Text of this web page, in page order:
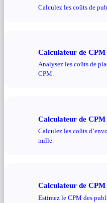
Calculez les coûts de
Calculateur de CPM
Analysez les coûts de
CPM.
Calculateur de
Calculez les coûts
mille.
Calculateur de
Estimez le CPM des